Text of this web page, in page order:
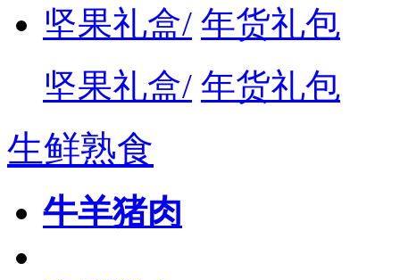
坚果礼盒/ 年货礼包
坚果礼盒/ 年货礼包
生鲜熟食
牛羊猪肉